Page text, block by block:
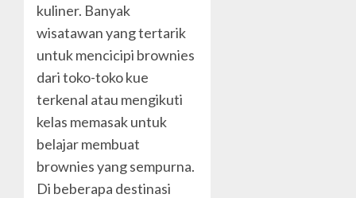
kuliner. Banyak
wisatawan yang tertarik
untuk mencicipi brownies
dari toko-toko kue
terkenal atau mengikuti
kelas memasak untuk
belajar membuat
brownies yang sempurna.
Di beberapa destinasi